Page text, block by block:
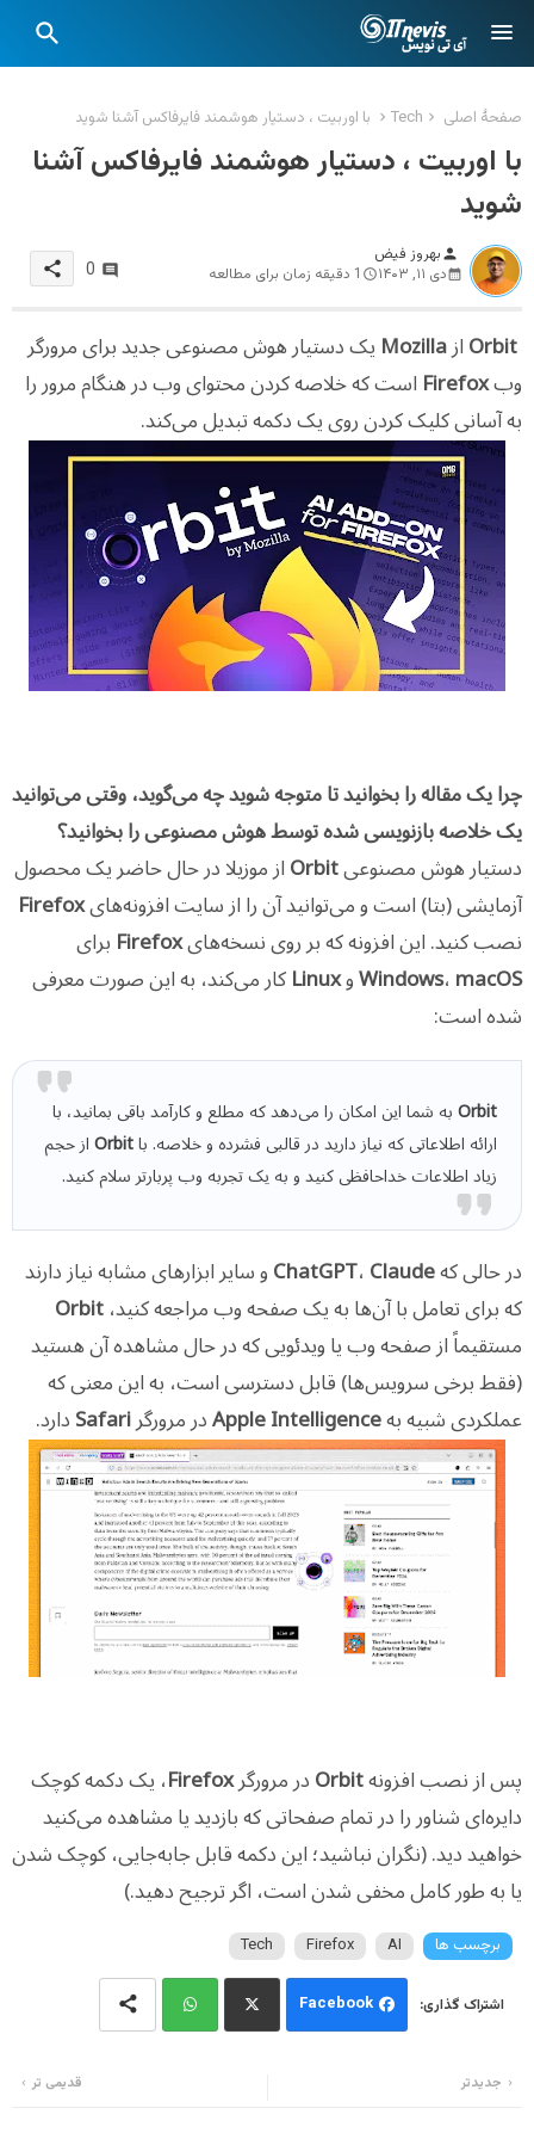
صفحهٔ اصلی Tech با اوربیت ، دستیار هوشمند فایرفاکس آشنا شوید
با اوربیت ، دستیار هوشمند فایرفاکس آشنا
شوید
person بهروز فیض
دی ۱۱, ۱۴۰۳
1 دقیقه زمان برای مطالعه 0
share
OrbitازMozillaیک دستیار هوش مصنوعی جدید برای مرورگر
وبFirefoxاست که خلاصه کردن محتوای وب در هنگام مرور را
به آسانی کلیک کردن روی یک دکمه تبدیل می‌کند.
چرا یک مقاله را بخوانید تا متوجه شوید چه می‌گوید، وقتی می‌توانید
یک خلاصه بازنویسی شده توسط هوش مصنوعی را بخوانید؟
دستیار هوش مصنوعیOrbitاز موزیلا در حال حاضر یک محصول
آزمایشی (بتا) است و می‌توانید آن را از سایت افزونه‌هایFirefox
نصب کنید. این افزونه که بر روی نسخه‌هایFirefoxبرای
Windows،macOS وLinuxکار می‌کند، به این صورت معرفی
شده است:
Orbitبه شما این امکان را می‌دهد که مطلع و کارآمد باقی بمانید، با
ارائه اطلاعاتی که نیاز دارید در قالبی فشرده و خلاصه. باOrbitاز حجم
زیاد اطلاعات خداحافظی کنید و به یک تجربه وب پربارتر سلام کنید.
در حالی که ChatGPT،Claude
و سایر ابزارهای مشابه نیاز دارند
که برای تعامل با آن‌ها به یک صفحه وب مراجعه کنید،Orbit
مستقیماً از صفحه وب یا ویدئویی که در حال مشاهده آن هستید
(فقط برخی سرویس‌ها) قابل دسترسی است، به این معنی که
عملکردی شبیه بهApple Intelligenceدر مرورگرSafariدارد.
پس از نصب افزونهOrbitدر مرورگرFirefox، یک دکمه کوچک
دایره‌ای شناور را در تمام صفحاتی که بازدید یا مشاهده می‌کنید
خواهید دید. (نگران نباشید؛ این دکمه قابل جابه‌جایی، کوچک شدن
یا به طور کامل مخفی شدن است، اگر ترجیح دهید.)
برچسب ها AI
Firefox
Tech
Facebook
جدیدتر قدیمی تر